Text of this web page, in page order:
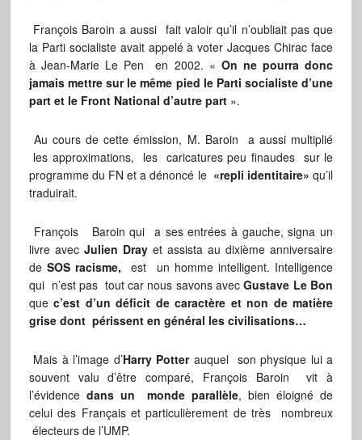
François Baroin a aussi fait valoir qu’il n’oubliait pas que
la Parti socialiste avait appelé à voter Jacques Chirac face
à Jean-Marie Le Pen en 2002. « On ne pourra donc
jamais mettre sur le même pied le Parti socialiste d’une
part et le Front National d’autre part».
Au cours de cette émission, M. Baroin a aussi multiplié
les approximations, les caricatures peu finaudes sur le
programme du FN et a dénoncé le «repli identitaire»qu’il
traduirait.
François Baroin qui a ses entrées à gauche, signa un
livre avec Julien Drayet assista au dixième anniversaire
de SOS racisme,
est un homme intelligent. Intelligence
qui n’est pas tout car nous savons avecGustave Le Bon
quec’est d’un déficit de caractère et non de matière
grise dont périssent en général les civilisations…
Mais à l’image d’Harry Potterauquel son physique lui a
souvent valu d’être comparé, François Baroin vit à
l’évidence dans un monde parallèle, bien éloigné de
celui des Français et particulièrement de très nombreux
électeurs de l’UMP.